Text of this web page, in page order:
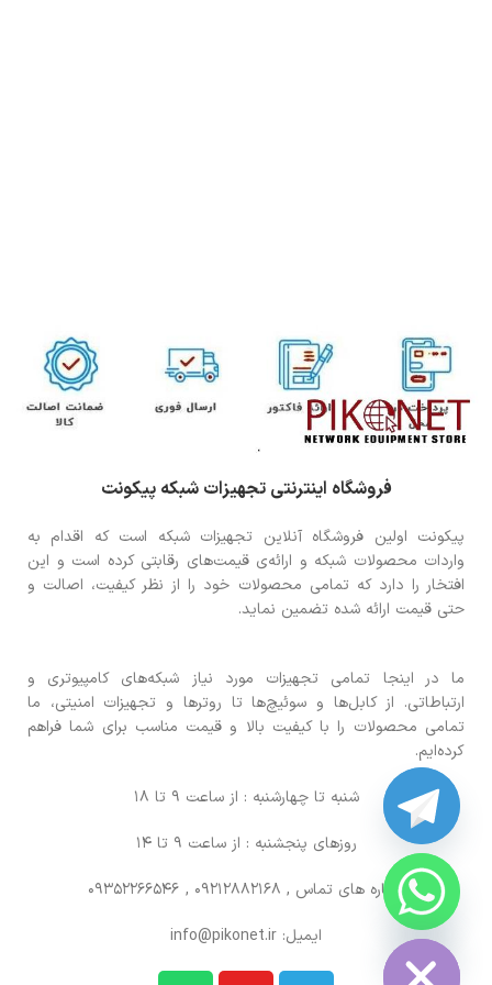
فروشگاه اینترنتی تجهیزات شبکه پیکونت
پیکونت اولین فروشگاه آنلاین تجهیزات شبکه است که اقدام به
واردات محصولات شبکه و ارائه‌ی قیمت‌های رقابتی کرده است و این
افتخار را دارد که تمامی محصولات خود را از نظر کیفیت، اصالت و
حتی قیمت ارائه شده تضمین نماید.
ما در اینجا تمامی تجهیزات مورد نیاز شبکه‌های کامپیوتری و
ارتباطاتی. از کابل‌ها و سوئیچ‌ها تا روترها و تجهیزات امنیتی، ما
تمامی محصولات را با کیفیت بالا و قیمت مناسب برای شما فراهم
کرده‌ایم.
شنبه تا چهارشنبه : از ساعت 9 تا 18
روزهای پنجشنبه : از ساعت 9 تا 14
شماره های تماس , 09212882168 , 09352266546
ایمیل: info@pikonet.ir
HIDE
CHATY